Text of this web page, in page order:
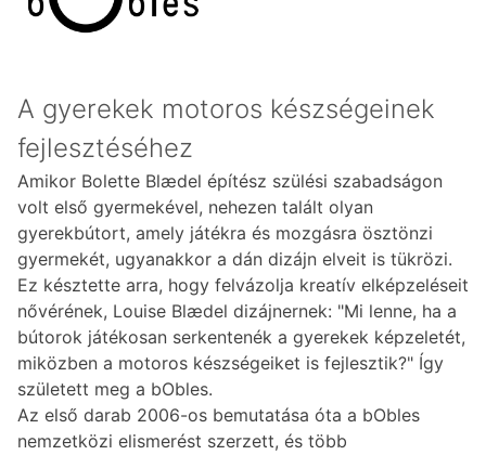
A gyerekek motoros készségeinek
fejlesztéséhez
Amikor Bolette Blædel építész szülési szabadságon
volt első gyermekével, nehezen talált olyan
gyerekbútort, amely játékra és mozgásra ösztönzi
gyermekét, ugyanakkor a dán dizájn elveit is tükrözi.
Ez késztette arra, hogy felvázolja kreatív elképzeléseit
nővérének, Louise Blædel dizájnernek: "Mi lenne, ha a
bútorok játékosan serkentenék a gyerekek képzeletét,
miközben a motoros készségeiket is fejlesztik?" Így
született meg a bObles.
Az első darab 2006-os bemutatása óta a bObles
nemzetközi elismerést szerzett, és több